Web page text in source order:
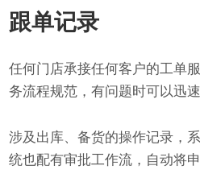
跟单记录
任何门店承接任何客户的工单
务流程规范，有问题时可以迅速
涉及出库、备货的操作记录，
统也配有审批工作流，自动将